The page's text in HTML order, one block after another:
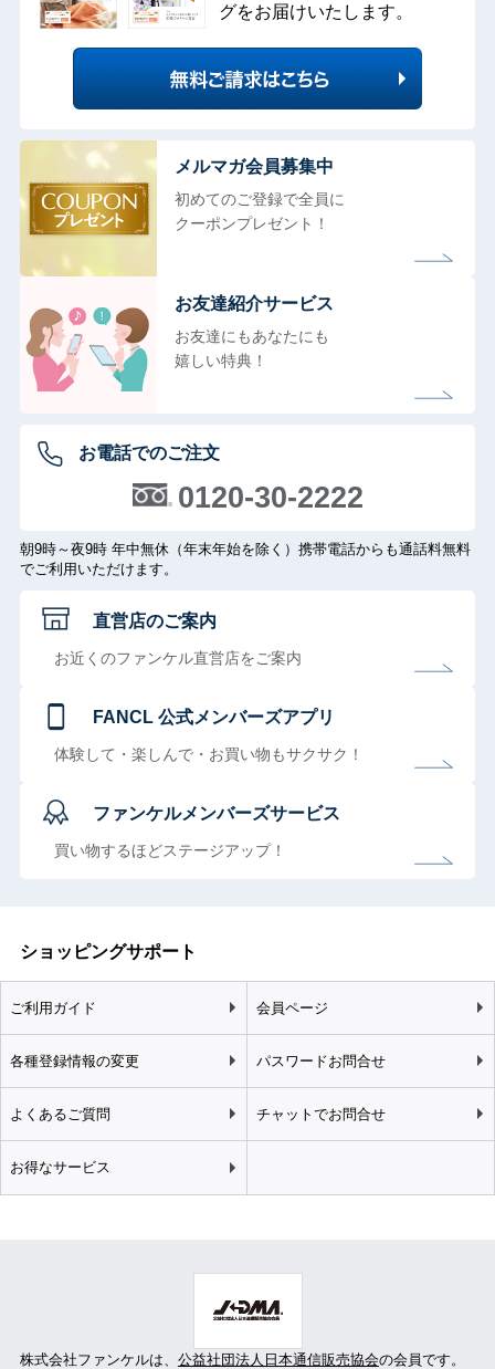
グをお届けいたします。
メルマガ会員募集中
初めてのご登録で全員に
クーポンプレゼント！
お友達紹介サービス
お友達にもあなたにも
嬉しい特典！
お電話でのご注文
0120-30-2222
朝9時～夜9時 年中無休（年末年始を除く）携帯電話からも通話料無料
でご利用いただけます。
直営店のご案内
お近くのファンケル直営店をご案内
FANCL 公式メンバーズアプリ
体験して・楽しんで・お買い物もサクサク！
ファンケルメンバーズサービス
買い物するほどステージアップ！
ショッピングサポート
ご利用ガイド 会員ページ
各種登録情報の変更 パスワードお問合せ
よくあるご質問 チャットでお問合せ
お得なサービス
株式会社ファンケルは、 公益社団法人日本通信販売協会の会員です。